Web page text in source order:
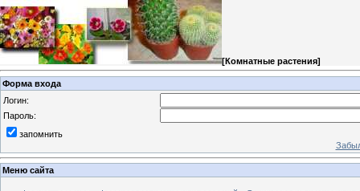
[Комнатные растения]
Форма входа
Логин:
Пароль:
запомнить
Меню сайта